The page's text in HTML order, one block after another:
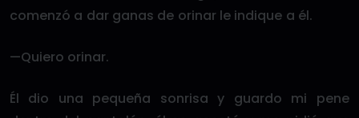
comenzó a dar ganas de orinar le indique a él.
—Quiero orinar.
Él dio una pequeña sonrisa y guardo mi pene